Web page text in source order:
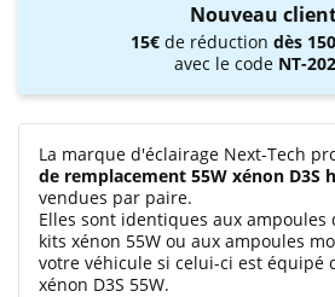
Nouveau
15€de réduction dès
avec le code NT-
La marque d'éclairage Next-Tech
de remplacement 55W xénon D3S
vendues par paire.
Elles sont identiques aux ampoules
kits xénon 55W ou aux ampoules
votre véhicule si celui-ci est équipé
xénon D3S 55W.